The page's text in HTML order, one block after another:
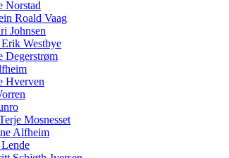
Norstad
Roald Vaag
Johnsen
Westbye
Degerstrøm
Hverven
Mosnesset
Alfheim